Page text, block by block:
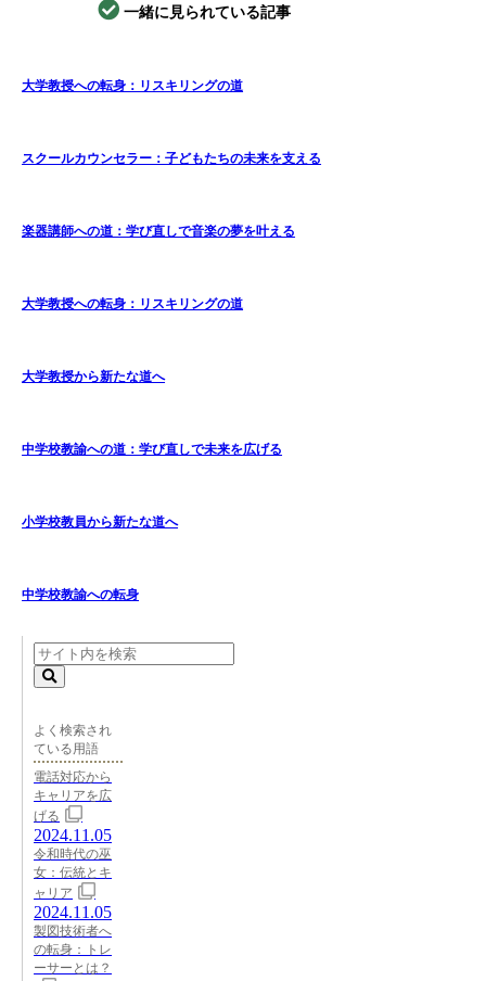
一緒に見られている記事
大学教授への転身：リスキリングの道
スクールカウンセラー：子どもたちの未来を支える
楽器講師への道：学び直しで音楽の夢を叶える
大学教授への転身：リスキリングの道
大学教授から新たな道へ
中学校教諭への道：学び直しで未来を広げる
小学校教員から新たな道へ
中学校教諭への転身
よく検索され
ている用語
電話対応から
キャリアを広
げる
2024.11.05
令和時代の巫
女：伝統とキ
ャリア
2024.11.05
製図技術者へ
の転身：トレ
ーサーとは？